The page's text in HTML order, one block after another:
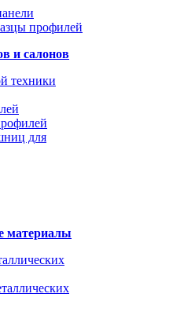
и салонов
техники
для
материалы